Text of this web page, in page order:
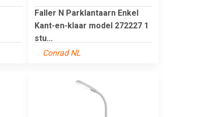
Faller N Parklantaarn Enkel
Kant-en-klaar model 272227 1
stu...
Conrad NL